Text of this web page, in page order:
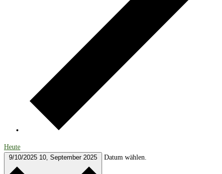
Heute
9/10/2025 10, September 2025 Datum wählen.